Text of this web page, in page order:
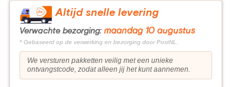
Altijd snelle levering
Verwachte bezorging: maandag 10 augustus
* Gebaseerd op de verwerking en bezorging door PostNL.
We versturen pakketten veilig met een unieke
ontvangstcode, zodat alleen jij het kunt aannemen.